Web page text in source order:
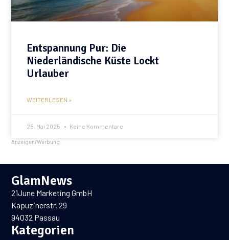
Entspannung Pur: Die
Niederländische Küste Lockt
Urlauber
WEITERLESEN »
25. Mai 2025 Keine Kommentare
Anzeigen/Werbung
GlamNews
21June Marketing GmbH
Kapuzinerstr. 29
94032 Passau
Kategorien